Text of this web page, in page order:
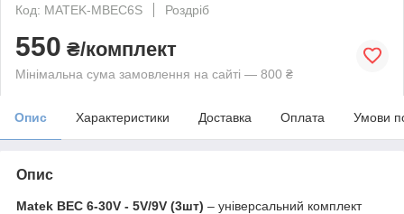
Код: MATEK-MBEC6S
Роздріб
550 ₴/комплект
Мінімальна сума замовлення на сайті — 800 ₴
Опис Характеристики Доставка Оплата Умови
Опис
Matek BEC 6-30V - 5V/9V (3шт) – універсальний комплект